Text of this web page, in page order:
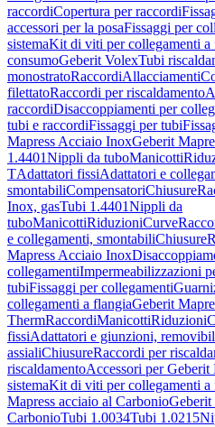
raccordiCopertura per raccordi
accessori per la posaFissaggi per
sistemaKit di viti per collegamenti a
consumoGeberit VolexTubi
monostratoRaccordiAllacciamenti
filettatoRaccordi per riscaldamento
raccordiDisaccoppiamenti per
tubi e raccordiFissaggi per tubi
Mapress Acciaio InoxGeberit
1.4401Nippli da tuboManicotti
TAdattatori fissiAdattatori e
smontabiliCompensatoriChiusure
Inox, gasTubi 1.4401Nippli da
tuboManicottiRiduzioniCurve
e collegamenti, smontabiliChiusure
Mapress Acciaio Inox
collegamentiImpermeabilizzazioni
tubiFissaggi per collegamenti
collegamenti a flangiaGeberit
ThermRaccordiManicottiRiduzioni
fissiAdattatori e giunzioni,
assialiChiusureRaccordi per
riscaldamentoAccessori per Geberit
sistemaKit di viti per collegamenti a
Mapress acciaio al CarbonioGeberit
CarbonioTubi 1.0034Tubi 1.0215